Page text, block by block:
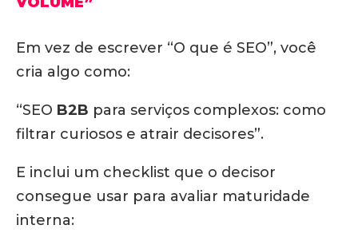
Em vez de escrever “O que é SEO”, você
cria algo como:
“SEO B2B para serviços complexos: como
filtrar curiosos e atrair decisores”.
E inclui um checklist que o decisor
consegue usar para avaliar maturidade
interna: